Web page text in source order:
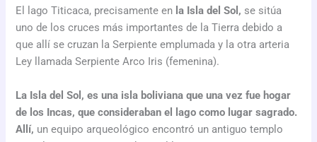
El lago Titicaca, precisamente en la Isla del Sol, se sitúa
uno de los cruces más importantes de la Tierra debido a
que allí se cruzan la Serpiente emplumada y la otra arteria
Ley llamada Serpiente Arco Iris (femenina).
La Isla del Sol, es una isla boliviana que una vez fue hogar
de los Incas, que consideraban el lago como lugar sagrado.
Allí, un equipo arqueológico encontró un antiguo templo